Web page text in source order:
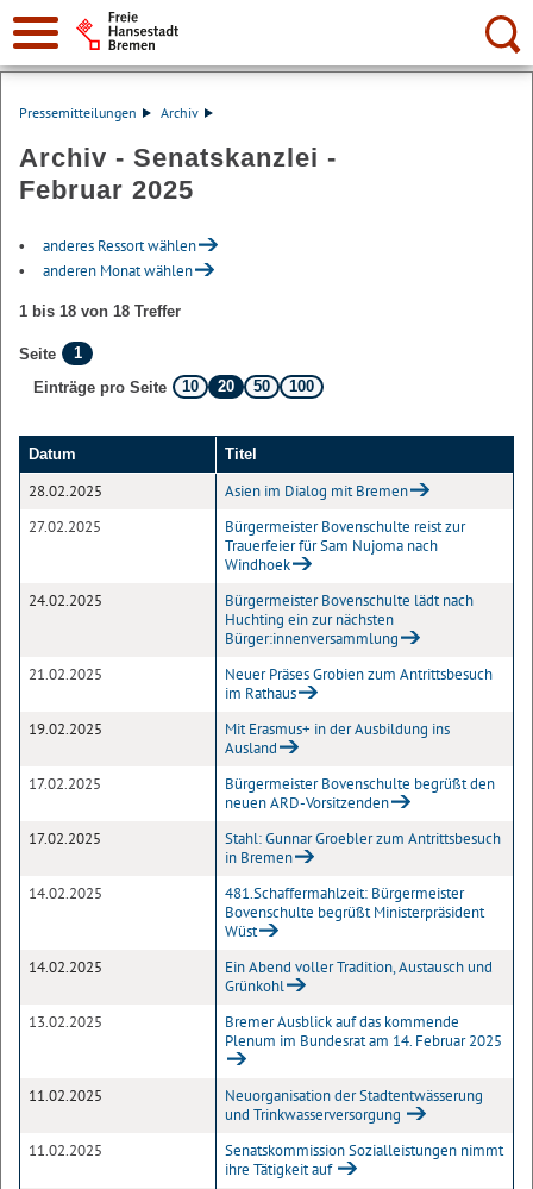
Suche:
Pressemitteilungen Archiv
Archiv - Senatskanzlei -
Februar 2025
anderes Ressort wählen
anderen Monat wählen
1 bis 18 von 18 Treffer
Seite
1
Einträge pro Seite
10 20 50 100
Datum Titel
28.02.2025
Asien im Dialog mit Bremen
27.02.2025
Bürgermeister Bovenschulte reist zur
Trauerfeier für Sam Nujoma nach
Windhoek
24.02.2025
Bürgermeister Bovenschulte lädt nach
Huchting ein zur nächsten
Bürger:innenversammlung
21.02.2025
Neuer Präses Grobien zum Antrittsbesuch
im Rathaus
19.02.2025
Mit Erasmus+ in der Ausbildung ins
Ausland
17.02.2025
Bürgermeister Bovenschulte begrüßt den
neuen ARD-Vorsitzenden
17.02.2025
Stahl: Gunnar Groebler zum Antrittsbesuch
in Bremen
14.02.2025
481.Schaffermahlzeit: Bürgermeister
Bovenschulte begrüßt Ministerpräsident
Wüst
14.02.2025
Ein Abend voller Tradition, Austausch und
Grünkohl
13.02.2025
Bremer Ausblick auf das kommende
Plenum im Bundesrat am 14. Februar 2025
11.02.2025
Neuorganisation der Stadtentwässerung
und Trinkwasserversorgung
11.02.2025
Senatskommission Sozialleistungen nimmt
ihre Tätigkeit auf